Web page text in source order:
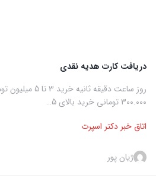
دریافت کارت هدیه نقدی
300.000 تومانی خرید بالای 5…
اتاق خبر دکتر اسپرت
ژیان پور